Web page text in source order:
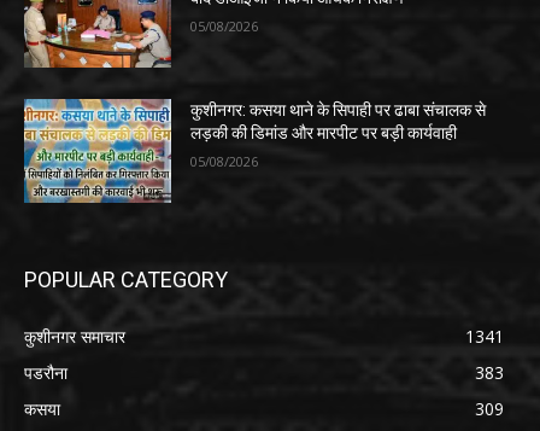
05/08/2026
कुशीनगर: कसया थाने के सिपाही पर ढाबा संचालक से
लड़की की डिमांड और मारपीट पर बड़ी कार्यवाही
05/08/2026
POPULAR CATEGORY
कुशीनगर समाचार
1341
पडरौना
383
कसया
309